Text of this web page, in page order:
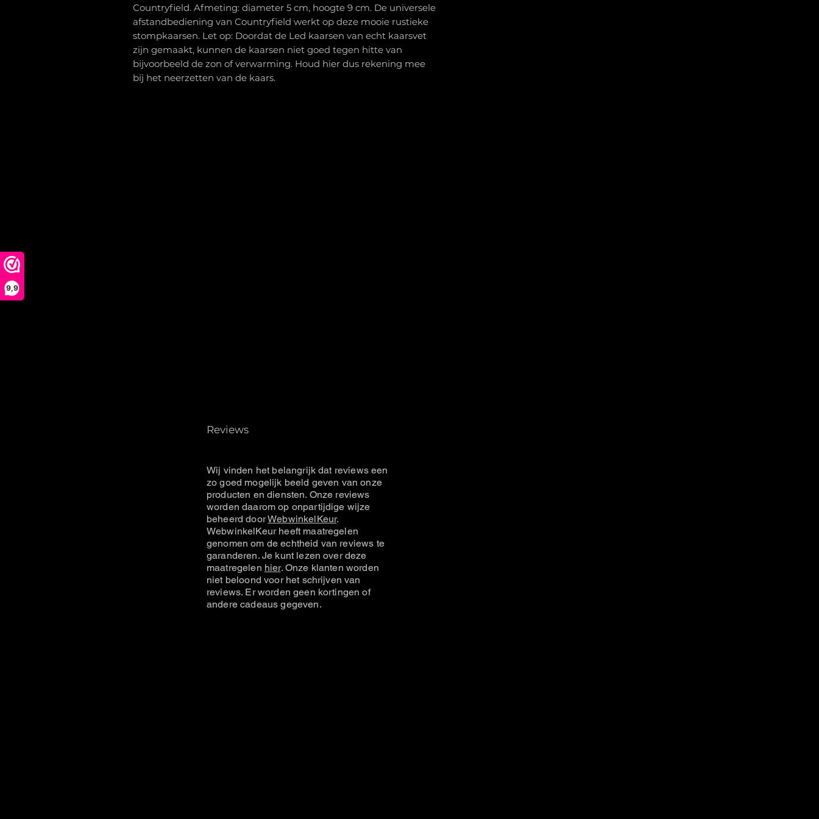
9,9
Countryfield. Afmeting: diameter 5 cm, hoogte 9 cm. De universele
afstandbediening van Countryfield werkt op deze mooie rustieke
stompkaarsen. Let op: Doordat de Led kaarsen van echt kaarsvet
zijn gemaakt, kunnen de kaarsen niet goed tegen hitte van
bijvoorbeeld de zon of verwarming. Houd hier dus rekening mee
bij het neerzetten van de kaars.
Reviews
Wij vinden het belangrijk dat reviews een
zo goed mogelijk beeld geven van onze
producten en diensten. Onze reviews
worden daarom op onpartijdige wijze
beheerd doorWebwinkelKeur.
WebwinkelKeur heeft maatregelen
genomen om de echtheid van reviews te
garanderen. Je kunt lezen over deze
maatregelen hier. Onze klanten worden
niet beloond voor het schrijven van
reviews. Er worden geen kortingen of
andere cadeaus gegeven.